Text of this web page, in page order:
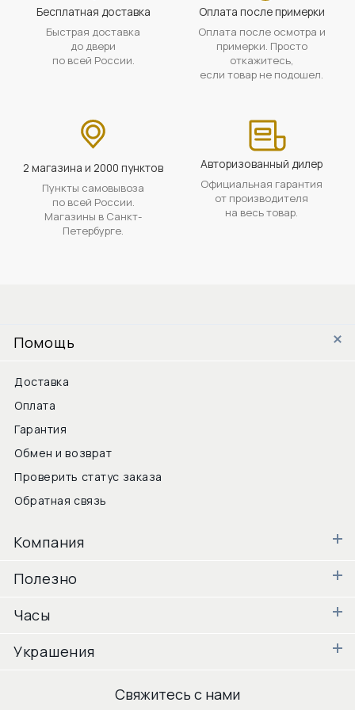
Бесплатная доставка
Быстрая доставка
до двери
по всей России.
Оплата после примерки
Оплата после осмотра и
примерки. Просто
откажитесь,
если товар не подошел.
2 магазина и 2000 пунктов
Пункты самовывоза
по всей России.
Магазины в Санкт-
Петербурге.
Авторизованный дилер
Официальная гарантия
от производителя
на весь товар.
Помощь
Доставка
Оплата
Гарантия
Обмен и возврат
Проверить статус заказа
Обратная связь
Компания
Полезно
Часы
Украшения
Свяжитесь с нами